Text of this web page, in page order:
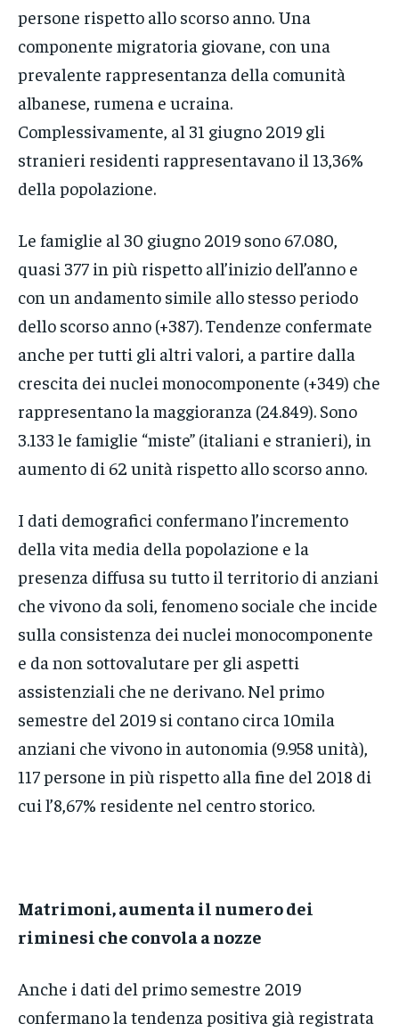
persone rispetto allo scorso anno. Una
componente migratoria giovane, con una
prevalente rappresentanza della comunità
albanese, rumena e ucraina.
Complessivamente, al 31 giugno 2019 gli
stranieri residenti rappresentavano il 13,36%
della popolazione.
Le famiglie al 30 giugno 2019 sono 67.080,
quasi 377 in più rispetto all’inizio dell’anno e
con un andamento simile allo stesso periodo
dello scorso anno (+387). Tendenze confermate
anche per tutti gli altri valori, a partire dalla
crescita dei nuclei monocomponente (+349) che
rappresentano la maggioranza (24.849). Sono
3.133 le famiglie “miste” (italiani e stranieri), in
aumento di 62 unità rispetto allo scorso anno.
I dati demografici confermano l’incremento
della vita media della popolazione e la
presenza diffusa su tutto il territorio di anziani
che vivono da soli, fenomeno sociale che incide
sulla consistenza dei nuclei monocomponente
e da non sottovalutare per gli aspetti
assistenziali che ne derivano. Nel primo
semestre del 2019 si contano circa 10mila
anziani che vivono in autonomia (9.958 unità),
117 persone in più rispetto alla fine del 2018 di
cui l’8,67% residente nel centro storico.
Matrimoni, aumenta il numero dei
riminesi che convola a nozze
Anche i dati del primo semestre 2019
confermano la tendenza positiva già registrata